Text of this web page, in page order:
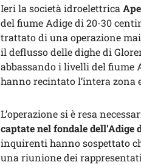
Ieri la società idroelettrica
del fiume Adige di 20-30
trattato di una operazione
il deflusso delle dighe di
abbassando i livelli del fiume
hanno recintato l’intera zona
L’operazione si è resa
captate nel fondale
inquirenti hanno sospettato
una riunione dei